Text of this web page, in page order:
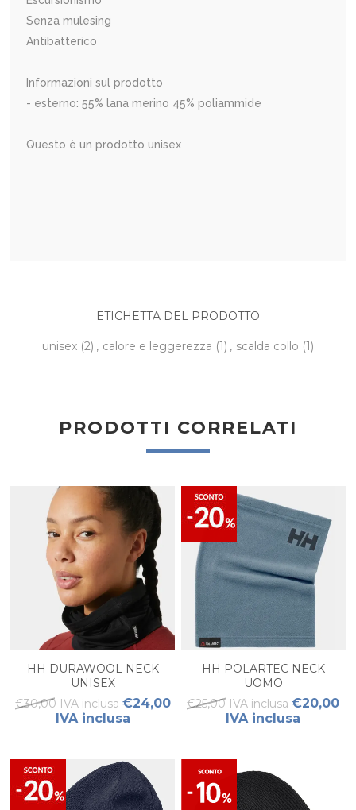
Senza mulesing
Antibatterico
Informazioni sul prodotto
- esterno: 55% lana merino 45% poliammide
Questo è un prodotto unisex
ETICHETTA DEL PRODOTTO
unisex (2) , calore e leggerezza (1) , scalda collo (1)
PRODOTTI CORRELATI
HH DURAWOOL NECK
UNISEX
€30,00 IVA inclusa €24,00
IVA inclusa
HH POLARTEC NECK
UOMO
€25,00 IVA inclusa €20,00
IVA inclusa